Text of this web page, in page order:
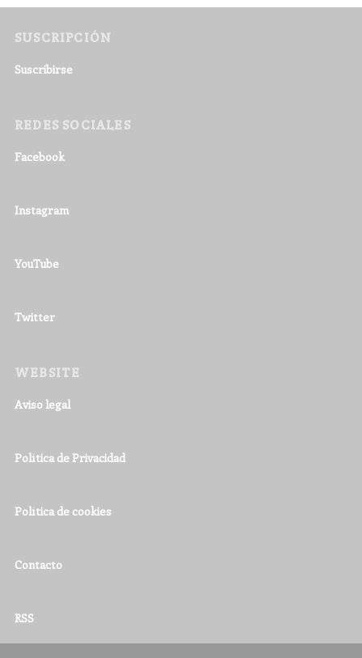
SUSCRIPCIÓN
Suscribirse
REDES SOCIALES
Facebook
Instagram
YouTube
Twitter
WEBSITE
Aviso legal
Política de Privacidad
Política de cookies
Contacto
RSS